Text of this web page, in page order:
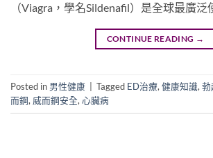
（Viagra，學名Sildenafil）是全球最廣
CONTINUE READING →
Posted in 男性健康 Tagged ED治療,健康知識,勃
而鋼, 威而鋼安全,心臟病